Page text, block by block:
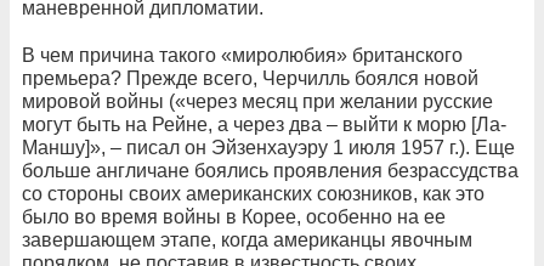
маневренной дипломатии.
В чем причина такого «миролюбия» британского
премьера? Прежде всего, Черчилль боялся новой
мировой войны («через месяц при желании русские
могут быть на Рейне, а через два – выйти к морю [Ла-
Маншу]», – писал он Эйзенхауэру 1 июля 1957 г.). Еще
больше англичане боялись проявления безрассудства
со стороны своих американских союзников, как это
было во время войны в Корее, особенно на ее
завершающем этапе, когда американцы явочным